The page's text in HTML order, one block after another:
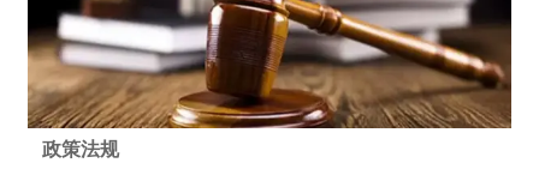
政策法规